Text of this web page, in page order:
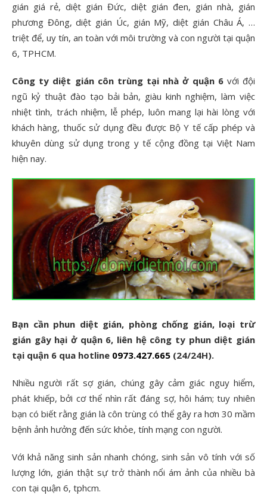
gián giá rẻ, diệt gián Đức, diệt gián đen, gián nhà, gián
phương Đông, diệt gián Úc, gián Mỹ, diệt gián Châu Á, …
triệt để, uy tín, an toàn với môi trường và con người tại quận
6, TPHCM.
Công ty diệt gián côn trùng tại nhà ở quận 6với đội
ngũ kỷ thuật đào tạo bải bản, giàu kinh nghiệm, làm việc
nhiệt tình, trách nhiệm, lễ phép, luôn mang lại hài lòng với
khách hàng, thuốc sử dụng đều được Bộ Y tế cấp phép và
khuyên dùng sử dụng trong y tế cộng đồng tại Việt Nam
hiện nay.
Bạn cần phun diệt gián, phòng chống gián, loại trừ
gián gây hại ở quận 6, liên hệ công ty phun diệt gián
tại quận 6 qua hotline 0973.427.665 (24/24H).
Nhiều người rất sợ gián, chúng gây cảm giác nguy hiểm,
phát khiếp, bởi cơ thể nhìn rất đáng sợ, hôi hám; tuy nhiên
bạn có biết rằng gián là côn trùng có thể gây ra hơn 30 mầm
bệnh ảnh hưởng đến sức khỏe, tính mạng con người.
Với khả năng sinh sản nhanh chóng, sinh sản vô tính với số
lượng lớn, gián thật sự trở thành nổi ám ảnh của nhiều bà
con tại quận 6, tphcm.